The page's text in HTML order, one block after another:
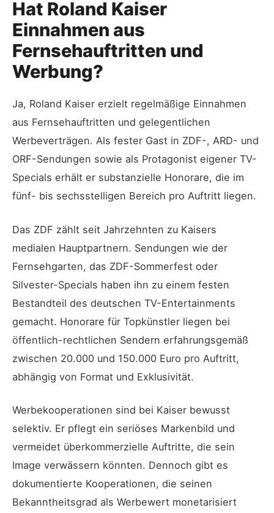
Hat Roland Kaiser
Einnahmen aus
Fernsehauftritten und
Werbung?
Ja, Roland Kaiser erzielt regelmäßige Einnahmen
aus Fernsehauftritten und gelegentlichen
Werbeverträgen. Als fester Gast in ZDF-, ARD- und
ORF-Sendungen sowie als Protagonist eigener TV-
Specials erhält er substanzielle Honorare, die im
fünf- bis sechsstelligen Bereich pro Auftritt liegen.
Das ZDF zählt seit Jahrzehnten zu Kaisers
medialen Hauptpartnern. Sendungen wie der
Fernsehgarten, das ZDF-Sommerfest oder
Silvester-Specials haben ihn zu einem festen
Bestandteil des deutschen TV-Entertainments
gemacht. Honorare für Topkünstler liegen bei
öffentlich-rechtlichen Sendern erfahrungsgemäß
zwischen 20.000 und 150.000 Euro pro Auftritt,
abhängig von Format und Exklusivität.
Werbekooperationen sind bei Kaiser bewusst
selektiv. Er pflegt ein seriöses Markenbild und
vermeidet überkommerzielle Auftritte, die sein
Image verwässern könnten. Dennoch gibt es
dokumentierte Kooperationen, die seinen
Bekanntheitsgrad als Werbewert monetarisiert